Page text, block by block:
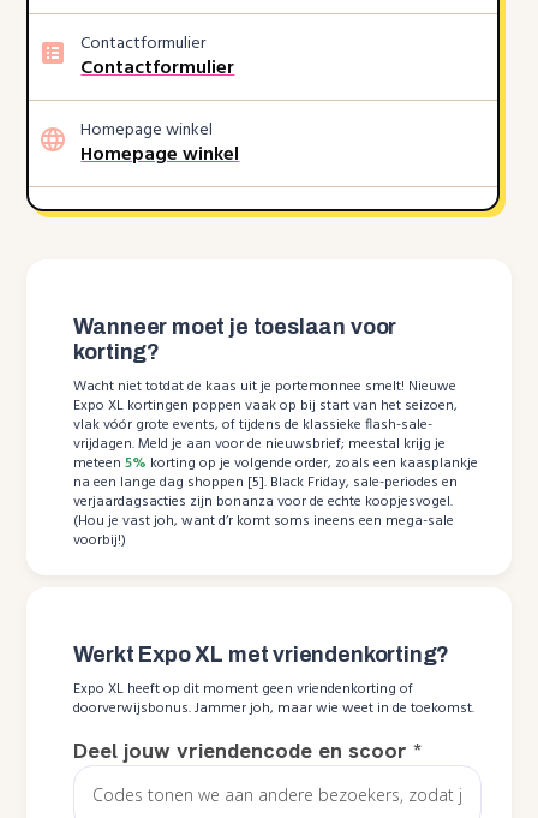
Contactformulier
Contactformulier
Homepage winkel
Homepage winkel
Wanneer moet je toeslaan voor
korting?
Wacht niet totdat de kaas uit je portemonnee smelt! Nieuwe
Expo XL kortingen poppen vaak op bij start van het seizoen,
vlak vóór grote events, of tijdens de klassieke flash-sale-
vrijdagen. Meld je aan voor de nieuwsbrief; meestal krijg je
meteen5% korting op je volgende order, zoals een kaasplankje
na een lange dag shoppen [5]. Black Friday, sale-periodes en
verjaardagsacties zijn bonanza voor de echte koopjesvogel.
(Hou je vast joh, want d’r komt soms ineens een mega-sale
voorbij!)
Werkt Expo XL met vriendenkorting?
Expo XL heeft op dit moment geen vriendenkorting of
doorverwijsbonus. Jammer joh, maar wie weet in de toekomst.
Deel jouw vriendencode en scoor*